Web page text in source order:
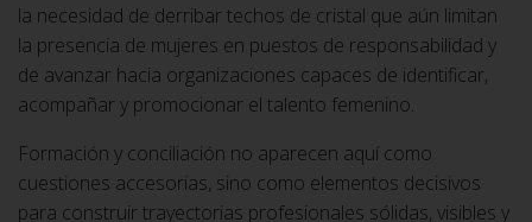
la necesidad de derribar techos de cristal que aún limitan
la presencia de mujeres en puestos de responsabilidad y
de avanzar hacia organizaciones capaces de identificar,
acompañar y promocionar el talento femenino.
Formación y conciliación no aparecen aquí como
cuestiones accesorias, sino como elementos decisivos
para construir trayectorias profesionales sólidas, visibles y